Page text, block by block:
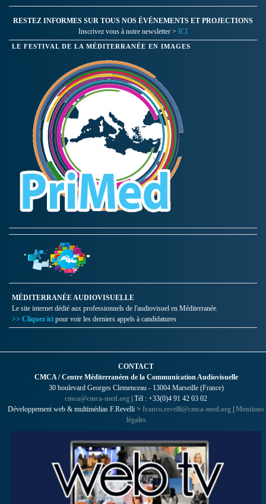
RESTEZ INFORMES SUR TOUS NOS ÉVÉNEMENTS ET PROJECTIONS
Inscrivez vous à notre newsletter > ICI
LE FESTIVAL DE LA MÉDITERRANÉE EN IMAGES
MÉDITERRANÉE AUDIOVISUELLE
Le site internet dédié aux professionnels de l'audiovisuel en Méditerranée.
>> Cliquez ici pour voir les derniers appels à candidatures
CONTACT
CMCA / Centre Méditerranéen de la Communication Audiovisuelle
30 boulevard Georges Clemenceau - 13004 Marseille (France)
cmca@cmca-med.org | Tél : +33(0)4 91 42 03 02
Développement web & multimédias F.Revelli > franco.revelli@cmca-med.org Mentions
légales